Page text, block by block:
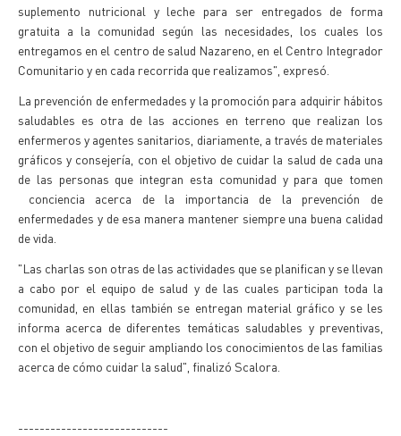
suplemento nutricional y leche para ser entregados de forma
gratuita a la comunidad según las necesidades, los cuales los
entregamos en el centro de salud Nazareno, en el Centro Integrador
Comunitario y en cada recorrida que realizamos", expresó.
La prevención de enfermedades y la promoción para adquirir hábitos
saludables es otra de las acciones en terreno que realizan los
enfermeros y agentes sanitarios, diariamente, a través de materiales
gráficos y consejería, con el objetivo de cuidar la salud de cada una
de las personas que integran esta comunidad y para que tomen
conciencia acerca de la importancia de la prevención de
enfermedades y de esa manera mantener siempre una buena calidad
de vida.
"Las charlas son otras de las actividades que se planifican y se llevan
a cabo por el equipo de salud y de las cuales participan toda la
comunidad, en ellas también se entregan material gráfico y se les
informa acerca de diferentes temáticas saludables y preventivas,
con el objetivo de seguir ampliando los conocimientos de las familias
acerca de cómo cuidar la salud", finalizó Scalora.
----------------------------